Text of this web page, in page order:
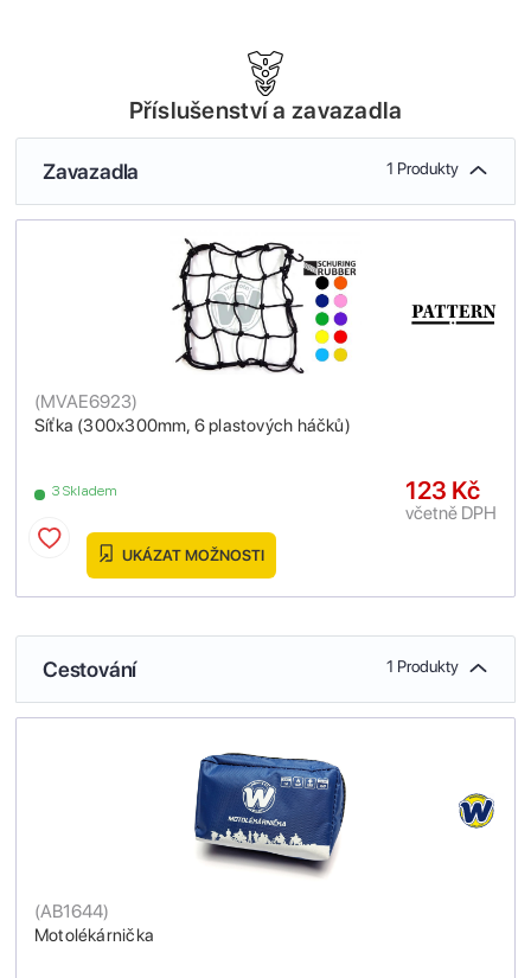
Příslušenství a zavazadla
Zavazadla 1 Produkty
Síťka (300x300mm, 6 plastových háčků)
(MVAE6923)
3 Skladem 123 Kč
včetně DPH
UKÁZAT MOŽNOSTI
Cestování 1 Produkty
Motolékárnička
(AB1644)